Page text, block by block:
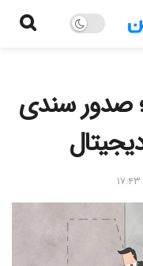
صدور سندی